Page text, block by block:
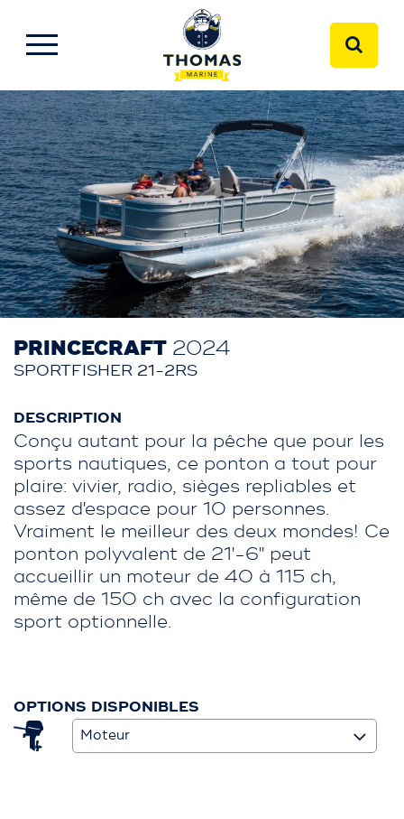
PRINCECRAFT 2024
SPORTFISHER 21-2RS
DESCRIPTION
Conçu autant pour la pêche que pour les
sports nautiques, ce ponton a tout pour
plaire: vivier, radio, sièges repliables et
assez d'espace pour 10 personnes.
Vraiment le meilleur des deux mondes! Ce
ponton polyvalent de 21'-6'' peut
accueillir un moteur de 40 à 115 ch,
même de 150 ch avec la configuration
sport optionnelle.
OPTIONS DISPONIBLES
Moteur